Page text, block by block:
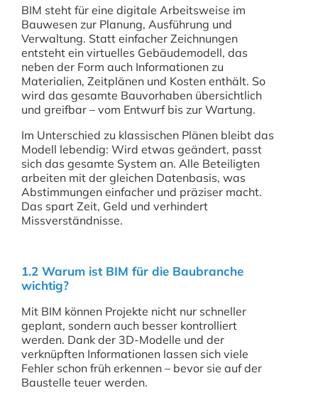
BIM steht für eine digitale Arbeitsweise im
Bauwesen zur Planung, Ausführung und
Verwaltung. Statt einfacher Zeichnungen
entsteht ein virtuelles Gebäudemodell, das
neben der Form auch Informationen zu
Materialien, Zeitplänen und Kosten enthält. So
wird das gesamte Bauvorhaben übersichtlich
und greifbar – vom Entwurf bis zur Wartung.
Im Unterschied zu klassischen Plänen bleibt das
Modell lebendig: Wird etwas geändert, passt
sich das gesamte System an. Alle Beteiligten
arbeiten mit der gleichen Datenbasis, was
Abstimmungen einfacher und präziser macht.
Das spart Zeit, Geld und verhindert
Missverständnisse.
1.2 Warum ist BIM für die Baubranche
wichtig?
Mit BIM können Projekte nicht nur schneller
geplant, sondern auch besser kontrolliert
werden. Dank der 3D-Modelle und der
verknüpften Informationen lassen sich viele
Fehler schon früh erkennen – bevor sie auf der
Baustelle teuer werden.